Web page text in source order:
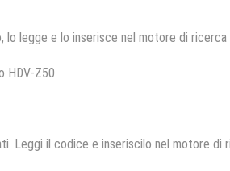
legge e lo inserisce nel motore di ricerca
HDV-Z50
Leggi il codice e inseriscilo nel motore di